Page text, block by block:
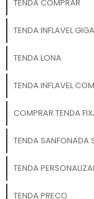
TENDA COMPRAR
TENDA INFLAVEL
TENDA LONA
TENDA INFLAVEL
COMPRAR TENDA
TENDA SANFONADA
TENDA
TENDA PRECO